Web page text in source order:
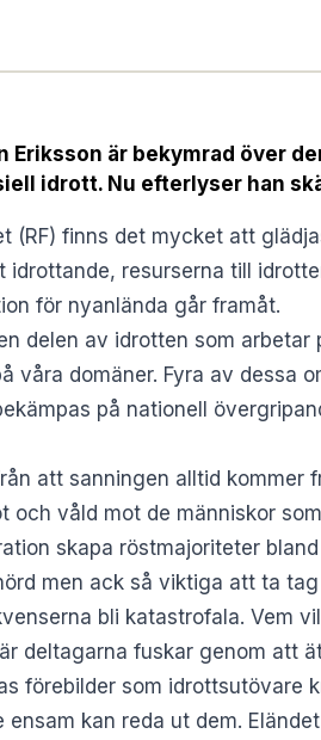
är bekymrad över
idrott. Nu efterlyser han
(RF) finns det mycket att
resurserna till
för nyanlända går framåt.
delen av idrotten som
våra domäner. Fyra av dessa
på nationell
att sanningen alltid kommer
och våld mot de människor
skapa röstmajoriteter
men ack så viktiga att ta tag
bli katastrofala. Vem
deltagarna fuskar genom att
förebilder som idrottsutövare
kan reda ut dem.